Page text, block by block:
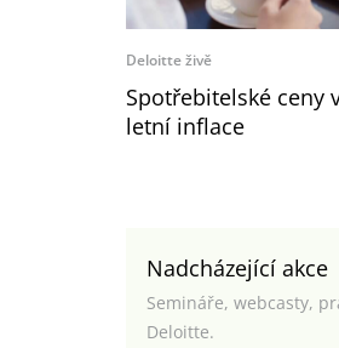
Deloitte živě
Spotřebitelské ceny
letní inflace
Nadcházející akce
Semináře, webcasty,
Deloitte.